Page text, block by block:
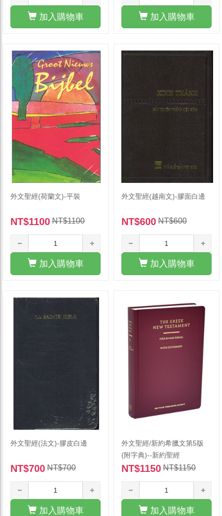
加入購物車 加入購物車
外文聖經(荷蘭文)-平裝
NT$1100 NT$1100
加入購物車
外文聖經(越南文)-膠面白邊
NT$600 NT$600
加入購物車
外文聖經(法文)-膠皮白邊
NT$700 NT$700
加入購物車
外文聖經/新約希臘文第5版
(附字典)--新約聖經
NT$1150 NT$1150
加入購物車